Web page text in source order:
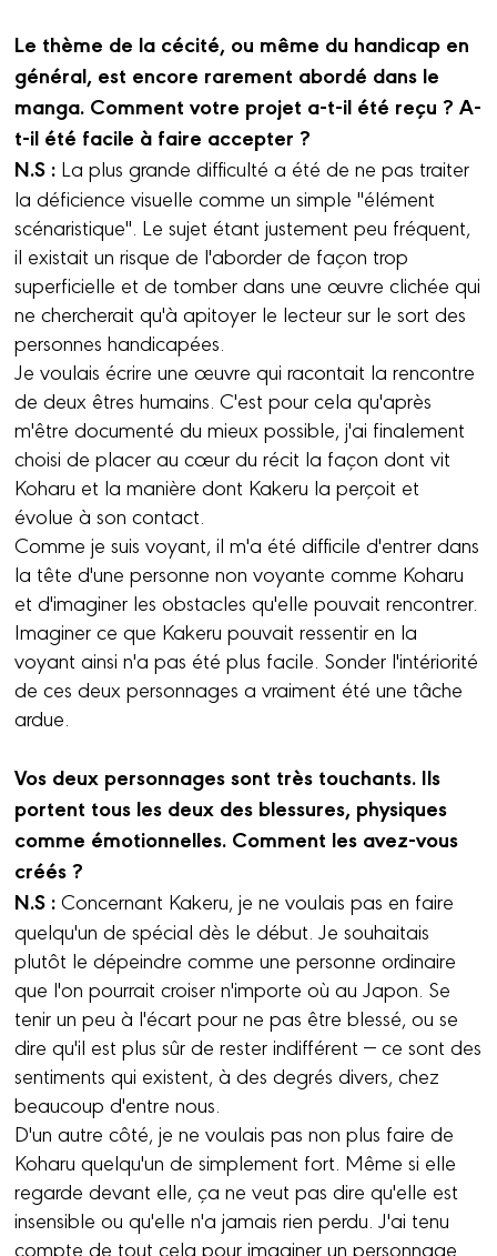
Le thème de la cécité, ou même du handicap en
général, est encore rarement abordé dans le
manga. Comment votre projet a-t-il été reçu ? A-
t-il été facile à faire accepter ?
N.S : La plus grande difficulté a été de ne pas traiter
la déficience visuelle comme un simple "élément
scénaristique". Le sujet étant justement peu fréquent,
il existait un risque de l'aborder de façon trop
superficielle et de tomber dans une œuvre clichée qui
ne chercherait qu'à apitoyer le lecteur sur le sort des
personnes handicapées.
Je voulais écrire une œuvre qui racontait la rencontre
de deux êtres humains. C'est pour cela qu'après
m'être documenté du mieux possible, j'ai finalement
choisi de placer au cœur du récit la façon dont vit
Koharu et la manière dont Kakeru la perçoit et
évolue à son contact.
Comme je suis voyant, il m'a été difficile d'entrer dans
la tête d'une personne non voyante comme Koharu
et d'imaginer les obstacles qu'elle pouvait rencontrer.
Imaginer ce que Kakeru pouvait ressentir en la
voyant ainsi n'a pas été plus facile. Sonder l'intériorité
de ces deux personnages a vraiment été une tâche
ardue.
Vos deux personnages sont très touchants. Ils
portent tous les deux des blessures, physiques
comme émotionnelles. Comment les avez-vous
créés ?
N.S :Concernant Kakeru, je ne voulais pas en faire
quelqu'un de spécial dès le début. Je souhaitais
plutôt le dépeindre comme une personne ordinaire
que l'on pourrait croiser n'importe où au Japon. Se
tenir un peu à l'écart pour ne pas être blessé, ou se
dire qu'il est plus sûr de rester indifférent — ce sont des
sentiments qui existent, à des degrés divers, chez
beaucoup d'entre nous.
D'un autre côté, je ne voulais pas non plus faire de
Koharu quelqu'un de simplement fort. Même si elle
regarde devant elle, ça ne veut pas dire qu'elle est
insensible ou qu'elle n'a jamais rien perdu. J'ai tenu
compte de tout cela pour imaginer un personnage